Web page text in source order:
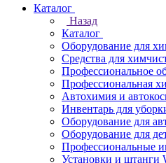
Каталог
Назад
Каталог
Оборудование для
Средства для
Профессиональное
Профессиональная
Автохимия и
Инвентарь для
Оборудование для
Оборудование для
Профессиональные
Установки и штанги